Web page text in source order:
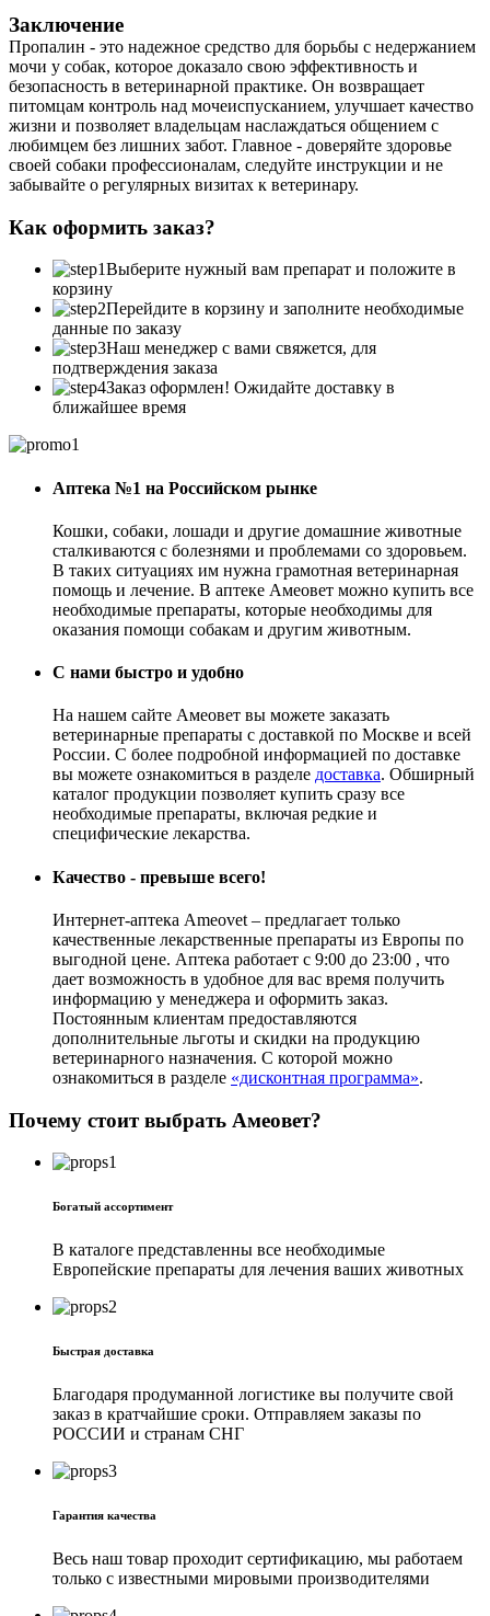
Заключение
Пропалин - это надежное средство для борьбы с недержанием
мочи у собак, которое доказало свою эффективность и
безопасность в ветеринарной практике. Он возвращает
питомцам контроль над мочеиспусканием, улучшает качество
жизни и позволяет владельцам наслаждаться общением с
любимцем без лишних забот. Главное - доверяйте здоровье
своей собаки профессионалам, следуйте инструкции и не
забывайте о регулярных визитах к ветеринару.
Как оформить заказ?
Выберите нужный вам препарат и положите в
корзину
Перейдите в корзину и заполните необходимые
данные по заказу
Наш менеджер с вами свяжется, для
подтверждения заказа
Заказ оформлен! Ожидайте доставку в
ближайшее время
Аптека №1 на Российском рынке
Кошки, собаки, лошади и другие домашние животные
сталкиваются с болезнями и проблемами со здоровьем.
В таких ситуациях им нужна грамотная ветеринарная
помощь и лечение. В аптеке Амеовет можно купить все
необходимые препараты, которые необходимы для
оказания помощи собакам и другим животным.
С нами быстро и удобно
На нашем сайте Амеовет вы можете заказать
ветеринарные препараты с доставкой по Москве и всей
России. С более подробной информацией по доставке
вы можете ознакомиться в разделе доставка. Обширный
каталог продукции позволяет купить сразу все
необходимые препараты, включая редкие и
специфические лекарства.
Качество - превыше всего!
Интернет-аптека Аmeovet – предлагает только
качественные лекарственные препараты из Европы по
выгодной цене. Аптека работает с 9:00 до 23:00 , что
дает возможность в удобное для вас время получить
информацию у менеджера и оформить заказ.
Постоянным клиентам предоставляются
дополнительные льготы и скидки на продукцию
ветеринарного назначения. С которой можно
ознакомиться в разделе «дисконтная программа».
Почему стоит выбрать Амеовет?
Богатый ассортимент
В каталоге представленны все необходимые
Европейские препараты для лечения ваших животных
Быстрая доставка
Благодаря продуманной логистике вы получите свой
заказ в кратчайшие сроки. Отправляем заказы по
РОССИИ и странам СНГ
Гарантия качества
Весь наш товар проходит сертификацию, мы работаем
только с известными мировыми производителями